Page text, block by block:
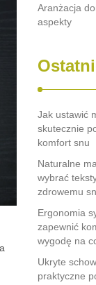
Aranżacja
aspekty
Jak ustawić
skutecznie
komfort snu
Naturalne
wybrać
zdrowemu
Ergonomia
zapewnić
wygodę na
Ukryte
praktyczne